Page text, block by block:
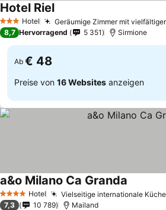
3 SterneHotel Geräumige Zimmer mit
Hotel Riel
8,7 Hervorragend 5 351 Sirmione
Ab € 48
Preise von 16 Websites anzeigen
4 Sterne Hotel Vielseitige internationale Küche
a&o Milano Ca Granda
7,3 10 789 Mailand